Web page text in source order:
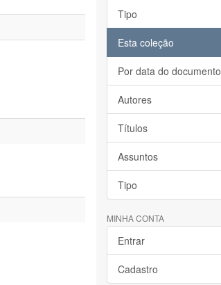
Tipo
Esta coleção
Por data do documento
Autores
Títulos
Assuntos
Tipo
MINHA CONTA
Entrar
Cadastro